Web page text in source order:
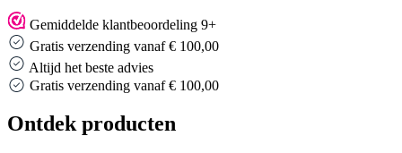
Gemiddelde klantbeoordeling 9+
Gratis verzending vanaf € 100,00
Altijd het beste advies
Gratis verzending vanaf € 100,00
Ontdek producten